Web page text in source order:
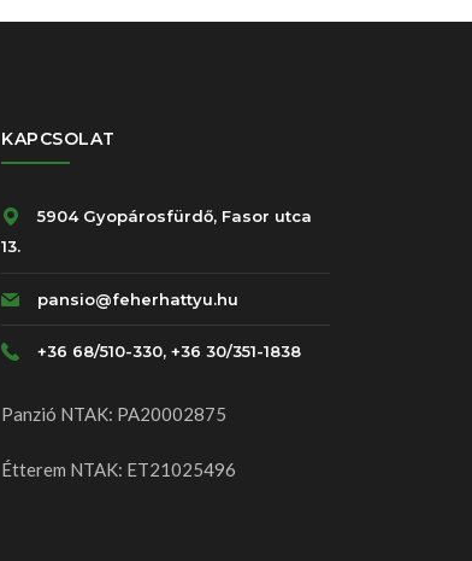
KAPCSOLAT
5904 Gyopárosfürdő, Fasor utca
13.
pansio@feherhattyu.hu
+36 68/510-330, +36 30/351-1838
Panzió NTAK: PA20002875
Étterem NTAK: ET21025496